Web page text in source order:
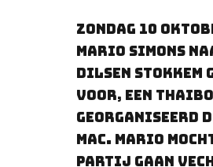
Zondag 10
Mario Simons
Dilsen Stokkem
voor, een
georganiseerd
MAC. Mario
partij gaan